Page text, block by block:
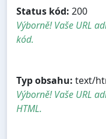
Status kód: 200
Výborně! Vaše URL
kód.
Typ obsahu: text/
Výborně! Vaše URL
HTML.